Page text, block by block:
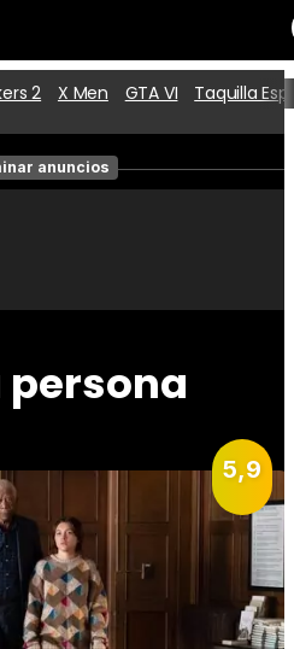
Películas
2 X Men GTA VI Taquilla
anuncios
persona
5,9